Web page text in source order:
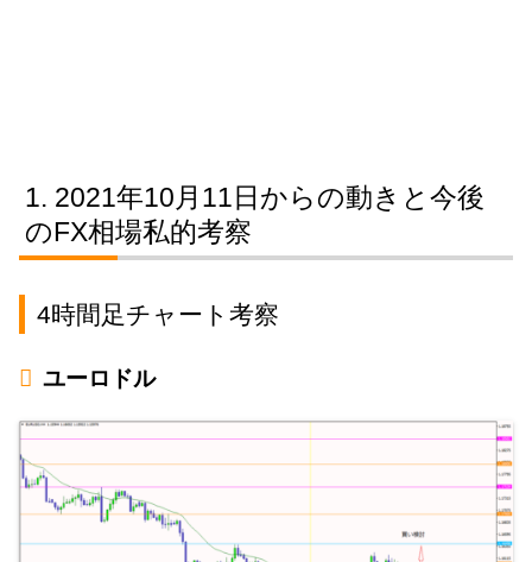
2021年10月11日からの動きと今後
のFX相場私的考察
4時間足チャート考察
ユーロドル